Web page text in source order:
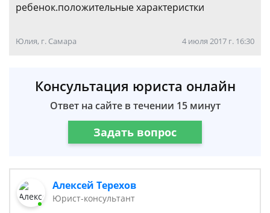
ребенок.положительные характеристки
Юлия, г. Самара 4 июля 2017 г. 16:30
Консультация юриста онлайн
Ответ на сайте в течении 15 минут
Задать вопрос
Алексей Терехов
Юрист-консультант